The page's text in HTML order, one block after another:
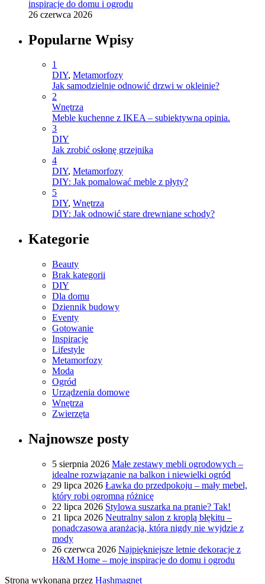
inspiracje do domu i ogrodu
26 czerwca 2026
Popularne Wpisy
1
DIY, Metamorfozy
Jak samodzielnie odnowić drzwi w okleinie?
2
Wnętrza
Meble kuchenne z IKEA – subiektywna opinia.
3
DIY
Jak zrobić osłonę grzejnika
4
DIY, Metamorfozy
DIY: Jak pomalować meble z płyty?
5
DIY, Wnętrza
DIY: Jak odnowić stare drewniane schody?
Kategorie
Beauty
Brak kategorii
DIY
Dla domu
Dziennik budowy
Eventy
Gotowanie
Inspiracje
Lifestyle
Metamorfozy
Moda
Ogród
Urządzenia domowe
Wnętrza
Zwierzęta
Najnowsze posty
5 sierpnia 2026 Małe zestawy mebli ogrodowych –
idealne rozwiązanie na balkon i niewielki ogród
29 lipca 2026 Ławka do przedpokoju – mały mebel,
który robi ogromną różnicę
22 lipca 2026 Stylowa suszarka na pranie? Tak!
21 lipca 2026 Neutralny salon z kroplą błękitu –
ponadczasowa aranżacja, która nigdy nie wyjdzie z
mody
26 czerwca 2026 Najpiękniejsze letnie dekoracje z
H&M Home – moje inspiracje do domu i ogrodu
Strona wykonana przez Hashmagnet